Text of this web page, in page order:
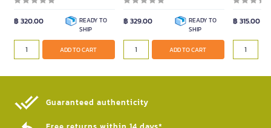
฿ 320.00
READY TO
SHIP
ADD TO CART
฿ 329.00
READY TO
SHIP
ADD TO CART
฿ 315.00
Guaranteed authenticity​